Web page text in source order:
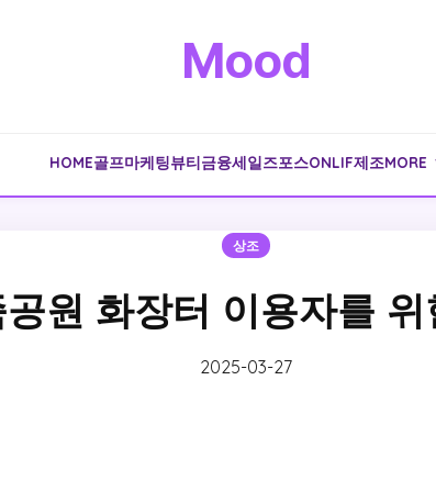
Mood
HOME골프마케팅뷰티금융세일즈포스ONLIF제조MORE
상조
원 화장터 이용자를
2025-03-27